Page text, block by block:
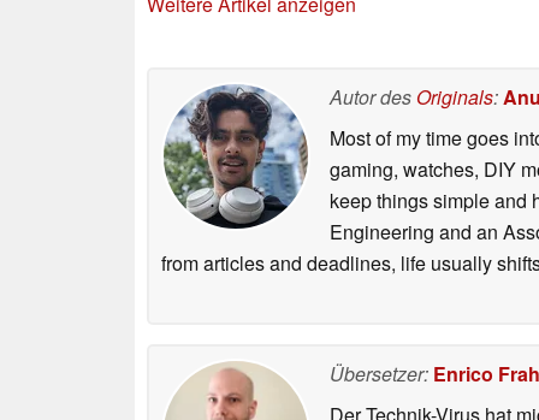
Autor des Originals:
Most of my time goes
gaming, watches, DIY
keep things simple and
Engineering and an
from articles and deadlines, life usually
Übersetzer: Enrico